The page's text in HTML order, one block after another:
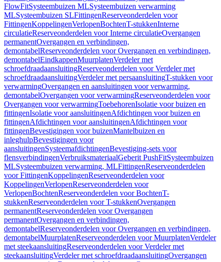
FlowFitSysteembuizen MLSysteembuizen verwarming
MLSysteembuizen SLFittingenReserveonderdelen voor
FittingenKoppelingenVerlopenBochtenT-stukkenInterne
circulatieReserveonderdelen voor Interne circulatieOvergangen
permanentOvergangen en verbindingen,
demontabelReserveonderdelen voor Overgangen en verbindingen,
demontabelEindkappenMuurplatenVerdeler met
schroefdraadaansluitingReserveonderdelen voor Verdeler met
schroefdraadaansluitingVerdeler met persaansluitingT-stukken voor
verwarmingOvergangen en aansluitingen voor verwarming,
demontabelOvergangen voor verwarmingReserveonderdelen voor
Overgangen voor verwarmingToebehorenIsolatie voor buizen en
fittingenIsolatie voor aansluitingenAfdichtingen voor buizen en
fittingenAfdichtingen voor aansluitingenAfdichtingen voor
fittingenBevestigingen voor buizenMantelbuizen en
inleghulpBevestigingen voor
aansluitingenSysteemafdichtingenBevestiging-sets voor
flensverbindingenVerbruiksmateriaalGeberit PushFitSysteembuizen
MLSysteembuizen verwarming, MLFittingenReserveonderdelen
voor FittingenKoppelingenReserveonderdelen voor
KoppelingenVerlopenReserveonderdelen voor
VerlopenBochtenReserveonderdelen voor BochtenT-
stukkenReserveonderdelen voor T-stukkenOvergangen
permanentReserveonderdelen voor Overgangen
permanentOvergangen en verbindingen,
demontabelReserveonderdelen voor Overgangen en verbindingen,
demontabelMuurplatenReserveonderdelen voor MuurplatenVerdeler
met steekaansluitingReserveonderdelen voor Verdeler met
steekaansluitingVerdeler met schroefdraadaansluitingOvergangen